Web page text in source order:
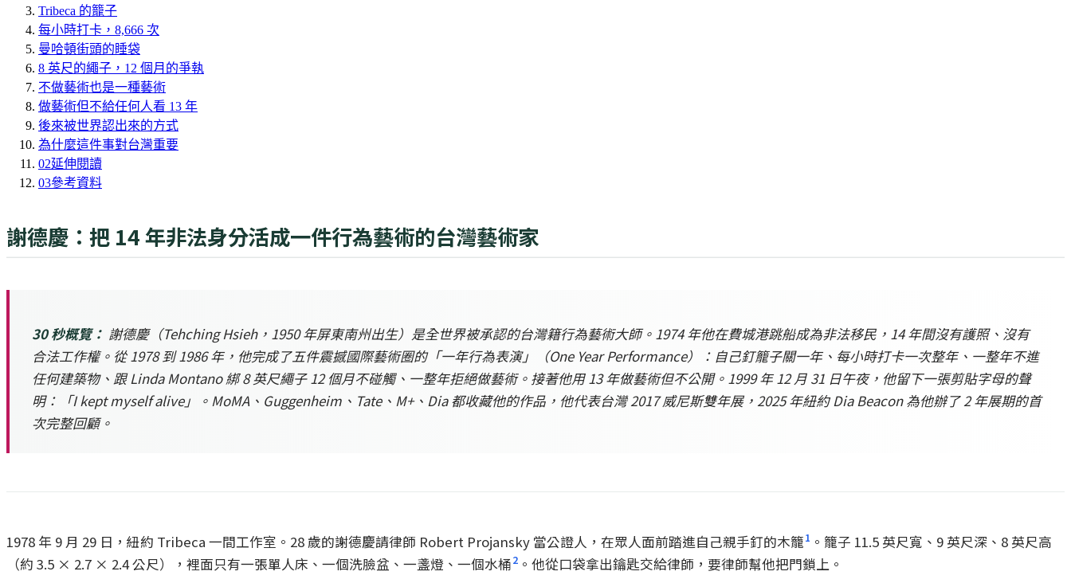
Tribeca 的籠子
每小時打卡，8,666 次
曼哈頓街頭的睡袋
8 英尺的繩子，12 個月的爭執
不做藝術也是一種藝術
做藝術但不給任何人看 13 年
後來被世界認出來的方式
為什麼這件事對台灣重要
02延伸閱讀
03參考資料
謝德慶：把 14 年非法身分活成一件行為藝術的台灣藝術家
30 秒概覽： 謝德慶（Tehching Hsieh，1950 年屏東南州出生）是全世界被承認的台灣籍行為藝術大師。1974 年他在費城港跳船成為非法移民，14 年間沒有護照、沒有
合法工作權。從 1978 到 1986 年，他完成了五件震撼國際藝術圈的「一年行為表演」（One Year Performance）：自己釘籠子關一年、每小時打卡一次整年、一整年不進
任何建築物、跟 Linda Montano 綁 8 英尺繩子 12 個月不碰觸、一整年拒絕做藝術。接著他用 13 年做藝術但不公開。1999 年 12 月 31 日午夜，他留下一張剪貼字母的聲
明：「I kept myself alive」。MoMA、Guggenheim、Tate、M+、Dia 都收藏他的作品，他代表台灣 2017 威尼斯雙年展，2025 年紐約 Dia Beacon 為他辦了 2 年展期的首
次完整回顧。
1978 年 9 月 29 日，紐約 Tribeca 一間工作室。28 歲的謝德慶請律師 Robert Projansky 當公證人，在眾人面前踏進自己親手釘的木籠1 。籠子 11.5 英尺寬、9 英尺深、8 英尺高
（約 3.5 × 2.7 × 2.4 公尺），裡面只有一張單人床、一個洗臉盆、一盞燈、一個水桶2 。他從口袋拿出鑰匙交給律師，要律師幫他把門鎖上。